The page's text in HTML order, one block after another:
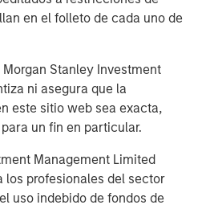
en el folleto de cada uno de
Stanley Investment
ni asegura que la
este sitio web sea exacta,
un fin en particular.
Management Limited
los profesionales del sector
uso indebido de fondos de
las operaciones de
contribuyendo a pérdidas por
directivos reconocen que
el nivel de preparación. Una
Security Officers 3
un ataque material en los
una proporción significativa se
preparada para responder.